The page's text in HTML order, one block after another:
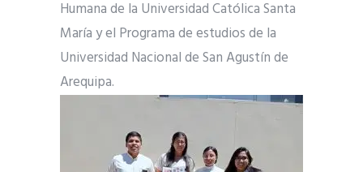
Humana de la Universidad Católica Santa
María y el Programa de estudios de la
Universidad Nacional de San Agustín de
Arequipa.